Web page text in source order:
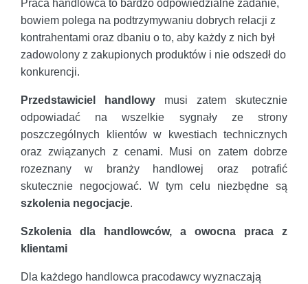
Praca handlowca to bardzo odpowiedzialne zadanie,
bowiem polega na podtrzymywaniu dobrych relacji z
kontrahentami oraz dbaniu o to, aby każdy z nich był
zadowolony z zakupionych produktów i nie odszedł do
konkurencji.
Przedstawiciel handlowy musi zatem skutecznie
odpowiadać na wszelkie sygnały ze strony
poszczególnych klientów w kwestiach technicznych
oraz związanych z cenami. Musi on zatem dobrze
rozeznany w branży handlowej oraz potrafić
skutecznie negocjować. W tym celu niezbędne są
szkolenia negocjacje.
Szkolenia dla handlowców, a owocna praca z
klientami
Dla każdego handlowca pracodawcy wyznaczają